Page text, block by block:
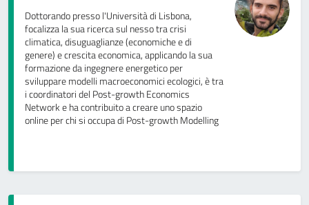
Dottorando presso l'Università di Lisbona,
focalizza la sua ricerca sul nesso tra crisi
climatica, disuguaglianze (economiche e di
genere) e crescita economica, applicando la sua
formazione da ingegnere energetico per
sviluppare modelli macroeconomici ecologici, è tra
i coordinatori del Post-growth Economics
Network e ha contribuito a creare uno spazio
online per chi si occupa di Post-growth Modelling